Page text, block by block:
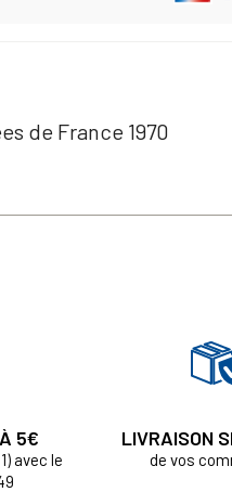
de France 1970
5€
avec le
LIVRAISON
de vos